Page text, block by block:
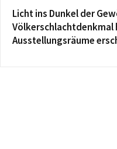
Licht ins Dunkel der
Völkerschlachtdenkmal
Ausstellungsräume